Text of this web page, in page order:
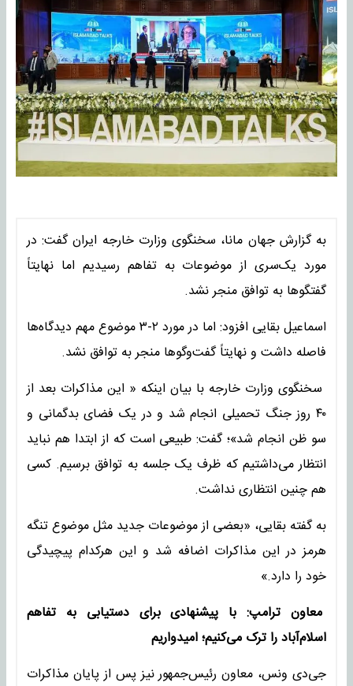
به گزارش جهان مانا، سخنگوی وزارت خارجه ایران گفت: در
مورد یک‌سری از موضوعات به تفاهم رسیدیم اما نهایتاً
گفتگوها به توافق منجر نشد.
اسماعیل بقایی افزود: اما در مورد ۲-۳ موضوع مهم دیدگاه‌ها
فاصله داشت و نهایتاً گفت‌وگوها منجر به توافق نشد.
سخنگوی‌ وزارت خارجه با بیان اینکه « این مذاکرات بعد از
۴۰ روز جنگ تحمیلی انجام شد و در یک فضای بدگمانی و
سو ظن انجام شد»؛ گفت: طبیعی است که از ابتدا هم نباید
انتظار می‌داشتیم که ظرف یک جلسه به توافق برسیم. کسی
هم چنین انتظاری نداشت.
به گفته بقایی، «بعضی از موضوعات جدید مثل موضوع تنگه
هرمز در این مذاکرات اضافه شد و این هرکدام پیچیدگی
خود را دارد.»
معاون ترامپ: با پیشنهادی برای دستیابی به تفاهم
اسلام‌آباد را ترک می‌کنیم؛ امیدواریم
جی‌دی‌ ونس، معاون رئیس‌جمهور نیز پس از پایان مذاکرات